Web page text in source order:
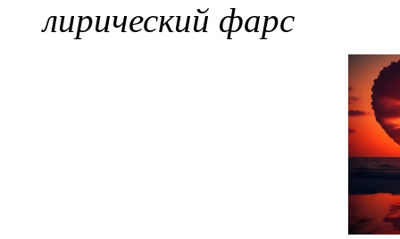
лирический фарс